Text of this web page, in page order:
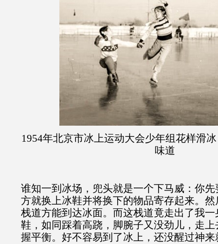
1954年北京市冰上运动大会少年组花样滑
味道
谁知一到冰场，兜头就是一个下马威：你
方就换上冰鞋并将换下的物品寄存起来。
栈道方能到达冰面。而这栈道竟走出了我
鞋，如同踩着高跷，脚腕子又没劲儿，走
握平衡。好不容易到了冰上，还没醒过神